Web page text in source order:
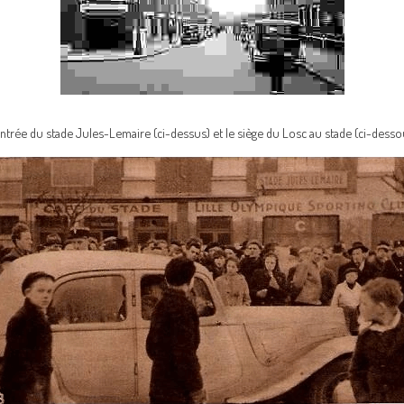
du stade Jules-Lemaire (ci-dessus) et le siège du Losc au stade (ci-